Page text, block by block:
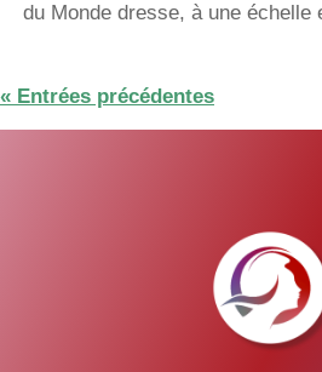
du Monde dresse, à une échelle
« Entrées précédentes